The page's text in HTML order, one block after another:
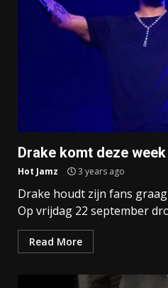
Drake komt deze
Hot Jamz 3 years ago
Drake houdt zijn fans
Op vrijdag 22 september
Read More